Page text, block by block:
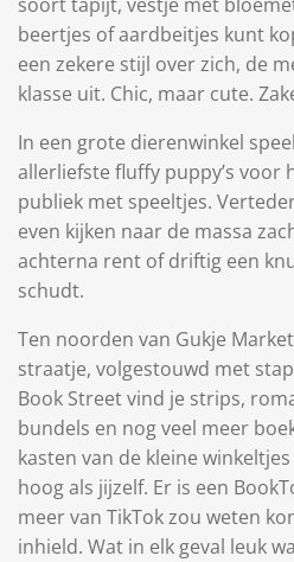
beertjes of aardbeitjes kunt
een zekere stijl over zich, de
klasse uit. Chic, maar cute.
In een grote dierenwinkel
allerliefste fluffy puppy’s voor
publiek met speeltjes.
even kijken naar de massa
achterna rent of driftig een
schudt.
Ten noorden van Gukje
straatje, volgestouwd met
Book Street vind je strips,
bundels en nog veel meer
kasten van de kleine
hoog als jijzelf. Er is een
meer van TikTok zou weten
inhield. Wat in elk geval leuk